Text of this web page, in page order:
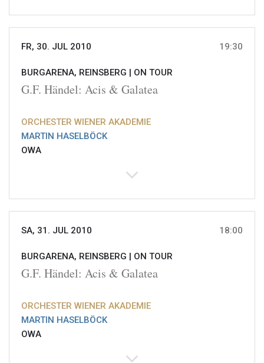
FR, 30. JUL 2010 19:30
BURGARENA, REINSBERG | ON TOUR
G.F. Händel: Acis & Galatea
ORCHESTER WIENER AKADEMIE
MARTIN HASELBÖCK
OWA
SA, 31. JUL 2010 18:00
BURGARENA, REINSBERG | ON TOUR
G.F. Händel: Acis & Galatea
ORCHESTER WIENER AKADEMIE
MARTIN HASELBÖCK
OWA